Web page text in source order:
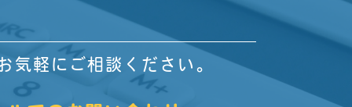
気軽にご相談ください。